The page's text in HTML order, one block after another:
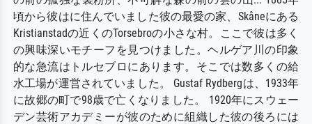
頃から彼はに住んでいました彼の最愛の家、Skåneにある
Kristianstadの近くのTorsebroの小さな村。ここで彼は多く
の興味深いモチーフを見つけました。ヘルゲア川の印象
的な急流はトルセブロにあります。そこでは数多くの給
水工場が運営されていました。 Gustaf Rydbergは、1933年
に故郷の町で98歳で亡くなりました。 1920年にスウェー
デン芸術アカデミーが彼のために組織した彼の後ろには